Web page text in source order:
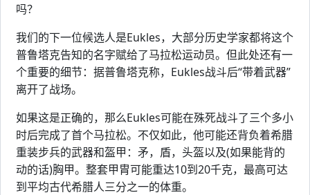
吗？
我们的下一位候选人是Eukles，大部分历史学家都将这个
普鲁塔克告知的名字赋给了马拉松运动员。但此处还有一
个重要的细节：据普鲁塔克称，Eukles战斗后“带着武器”
离开了战场。
如果这是正确的，那么Eukles可能在殊死战斗了三个多小
时后完成了首个马拉松。不仅如此，他可能还背负着希腊
重装步兵的武器和盔甲：矛，盾，头盔以及(如果能背的
动的话)胸甲。整套甲胄可能重达10到20千克，最高可达
到平均古代希腊人三分之一的体重。